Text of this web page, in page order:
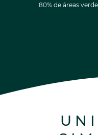
80% de áreas